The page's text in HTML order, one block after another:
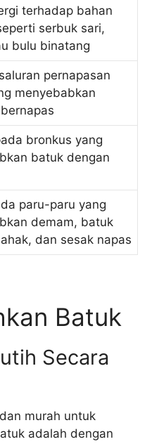
terhadap bahan
serbuk sari,
bulu binatang
pernapasan
menyebabkan
bronkus yang
batuk dengan
paru-paru yang
demam, batuk
dan sesak napas
Batuk
Secara
murah untuk
adalah dengan